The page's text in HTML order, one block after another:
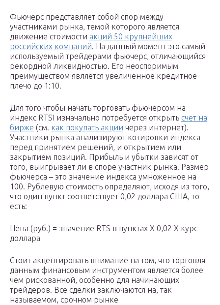
Фьючерс представляет собой спор между
участниками рынка, темой которого является
движение стоимости акций 50 крупнейших
российских компаний. На данный момент это самый
используемый трейдерами фьючерс, отличающийся
рекордной ликвидностью. Его неоспоримым
преимуществом является увеличенное кредитное
плечо до 1:10.
Для того чтобы начать торговать фьючерсом на
индекс RTSI изначально потребуется открыть счет на
бирже (см. как покупать акции через интернет).
Участники рынка анализируют котировки индекса
перед принятием решений, и открытием или
закрытием позиций. Прибыль и убытки зависят от
того, выигрывает ли в споре участник рынка. Размер
фьючерса – это значение индекса умноженное на
100. Рублевую стоимость определяют, исходя из того,
что один пункт соответствует 0,02 доллара США, то
есть:
Цена (руб.) = значение RTS в пунктах Х 0,02 Х курс
доллара
Стоит акцентировать внимание на том, что торговля
данным финансовым инструментом является более
чем рискованной, особенно для начинающих
трейдеров. Все сделки заключаются на, так
называемом, срочном рынке